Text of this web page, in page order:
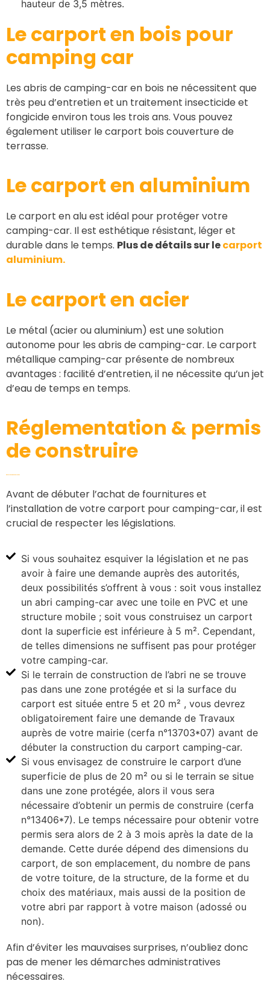
hauteur de 3,5 mètres.
Le carport en bois pour
camping car
Les abris de camping-car en bois ne nécessitent que
très peu d’entretien et un traitement insecticide et
fongicide environ tous les trois ans. Vous pouvez
également utiliser le carport bois couverture de
terrasse.
Le carporten aluminium
Le carport en alu est idéal pour protéger votre
camping-car. Il est esthétique résistant, léger et
durable dans le temps. Plus de détails sur lecarport
aluminium.
Le carport en acier
Le métal (acier ou aluminium) est une solution
autonome pour les abris de camping-car. Le carport
métallique camping-car présente de nombreux
avantages : facilité d’entretien, il ne nécessite qu’un jet
d’eau de temps en temps.
Réglementation & permis
de construire
Démarches administratives
Avant de débuter l’achat de fournitures et
l’installation de votre carport pour camping-car, il est
crucial de respecter les législations.
Si vous souhaitez esquiver la législation et ne pas
avoir à faire une demande auprès des autorités,
deux possibilités s’offrent à vous : soit vous installez
un abri camping-car avec une toile en PVC et une
structure mobile ; soit vous construisez un carport
dont la superficie est inférieure à 5 m². Cependant,
de telles dimensions ne suffisent pas pour protéger
votre camping-car.
Si le terrain de construction de l’abri ne se trouve
pas dans une zone protégée et si la surface du
carport est située entre 5 et 20 m² , vous devrez
obligatoirement faire une demande de Travaux
auprès de votre mairie (cerfa n°13703*07) avant de
débuter la construction du carport camping-car.
Si vous envisagez de construire le carport d’une
superficie de plus de 20 m² ou si le terrain se situe
dans une zone protégée, alors il vous sera
nécessaire d’obtenir un permis de construire (cerfa
n°13406*7). Le temps nécessaire pour obtenir votre
permis sera alors de 2 à 3 mois après la date de la
demande. Cette durée dépend des dimensions du
carport, de son emplacement, du nombre de pans
de votre toiture, de la structure, de la forme et du
choix des matériaux, mais aussi de la position de
votre abri par rapport à votre maison (adossé ou
non).
Afin d’éviter les mauvaises surprises, n’oubliez donc
pas de mener les démarches administratives
nécessaires.